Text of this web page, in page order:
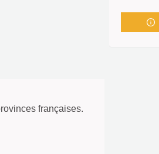
françaises.